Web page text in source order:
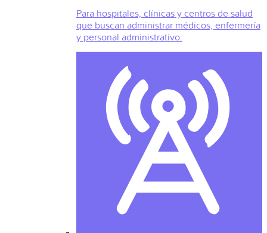
Para hospitales, clínicas y centros de salud
que buscan administrar médicos, enfermería
y personal administrativo.